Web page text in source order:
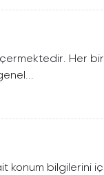
Her
konum bilgilerini